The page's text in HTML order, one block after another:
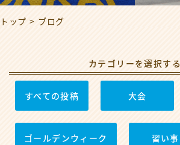
トップ ブログ
カテゴリーを選択する
すべての投稿 大会
ゴールデンウィーク 習い事